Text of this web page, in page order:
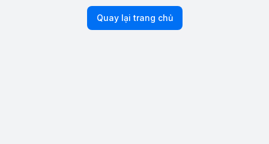
Quay lại trang chủ